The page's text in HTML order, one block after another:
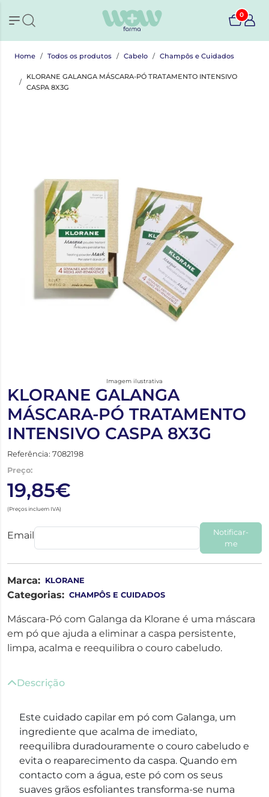
0
Home Todos os produtos Cabelo Champôs e Cuidados
KLORANE GALANGA MÁSCARA-PÓ TRATAMENTO INTENSIVO
CASPA 8X3G
Imagem ilustrativa
KLORANE GALANGA
MÁSCARA-PÓ TRATAMENTO
INTENSIVO CASPA 8X3G
Referência: 7082198
Preço:
19,85€
(Preços incluem IVA)
Email
Notificar-
me
Marca: KLORANE
Categorias: CHAMPÔS E CUIDADOS
Máscara-Pó com Galanga da Klorane é uma máscara
em pó que ajuda a eliminar a caspa persistente,
limpa, acalma e reequilibra o couro cabeludo.
Descrição
Este cuidado capilar em pó com Galanga, um
ingrediente que acalma de imediato,
reequilibra duradouramente o couro cabeludo e
evita o reaparecimento da caspa. Quando em
contacto com a água, este pó com os seus
suaves grãos esfoliantes transforma-se numa